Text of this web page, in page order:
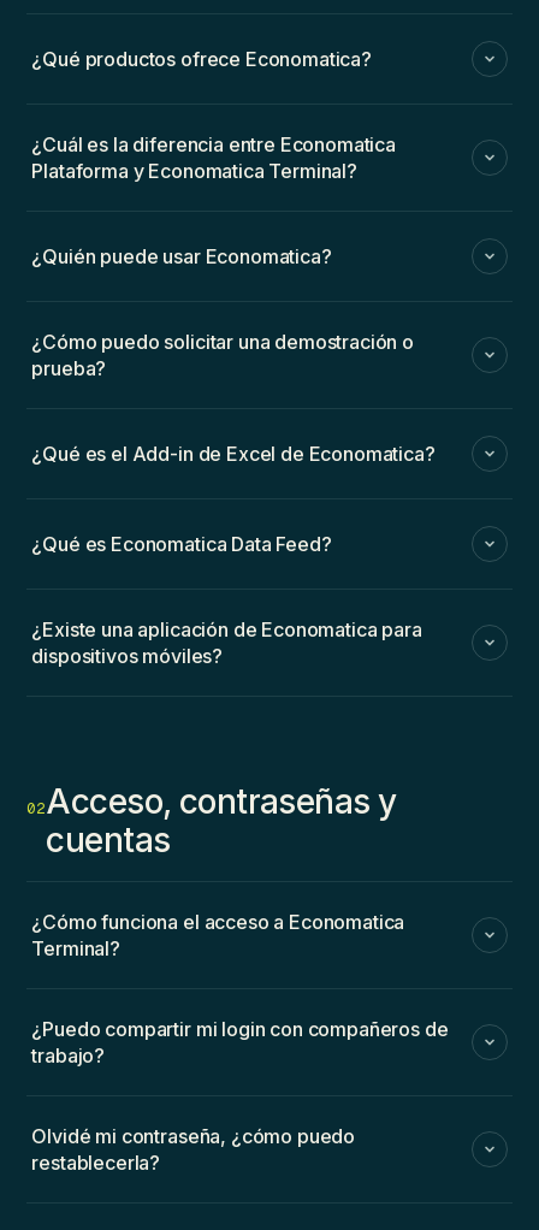
¿Qué productos ofrece Economatica?
¿Cuál es la diferencia entre Economatica
Plataforma y Economatica Terminal?
¿Quién puede usar Economatica?
¿Cómo puedo solicitar una demostración o
prueba?
¿Qué es el Add-in de Excel de Economatica?
¿Qué es Economatica Data Feed?
¿Existe una aplicación de Economatica para
dispositivos móviles?
02Acceso, contraseñas y
cuentas
¿Cómo funciona el acceso a Economatica
Terminal?
¿Puedo compartir mi login con compañeros de
trabajo?
Olvidé mi contraseña, ¿cómo puedo
restablecerla?